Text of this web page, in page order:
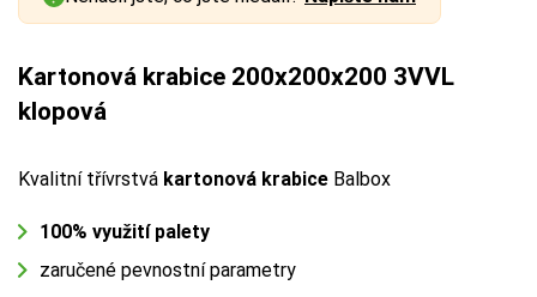
Kartonová krabice 200x200x200 3VVL
klopová
Kvalitní třívrstvá kartonová krabice Balbox
100% využití palety
zaručené pevnostní parametry